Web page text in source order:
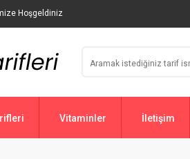
Hoşgeldiniz
Vitaminler İletişim